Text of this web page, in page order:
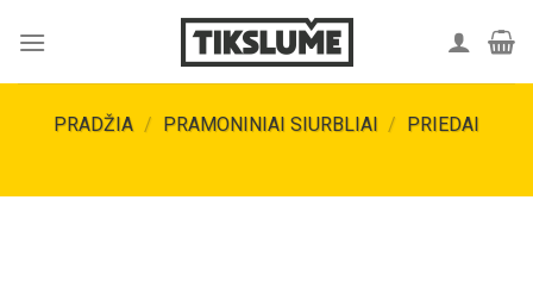
PRADŽIA / PRAMONINIAI SIURBLIAI / PRIEDAI